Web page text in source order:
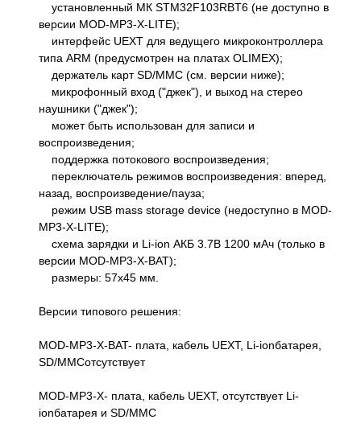
установленный МК STM32F103RBT6 (не доступно в
версии MOD-MP3-X-LITE);
интерфейс UEXT для ведущего микроконтроллера
типа ARM (предусмотрен на платах OLIMEX);
держатель карт SD/MMC (см. версии ниже);
микрофонный вход ("джек"), и выход на стерео
наушники ("джек");
может быть использован для записи и
воспроизведения;
поддержка потокового воспроизведения;
переключатель режимов воспроизведения: вперед,
назад, воспроизведение/пауза;
режим USB mass storage device (недоступно в MOD-
MP3-X-LITE);
схема зарядки и Li-ion АКБ 3.7В 1200 мАч (только в
версии MOD-MP3-X-BAT);
размеры: 57x45 мм.
Версии типового решения:
MOD-MP3-X-BAT- плата, кабель UEXT, Li-ionбатарея,
SD/MMCотсутствует
MOD-MP3-X- плата, кабель UEXT, отсутствует Li-
ionбатарея и SD/MMC